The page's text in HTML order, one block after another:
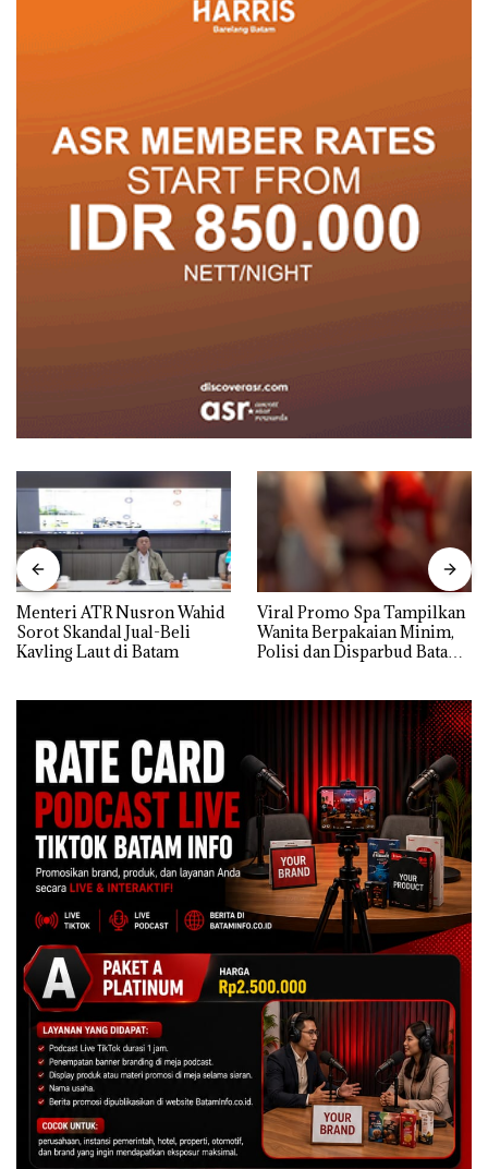
Menteri ATR Nusron Wahid
Sorot Skandal Jual-Beli
Kavling Laut di Batam
Viral Promo Spa Tampilkan
Wanita Berpakaian Minim,
Polisi dan Disparbud Batam